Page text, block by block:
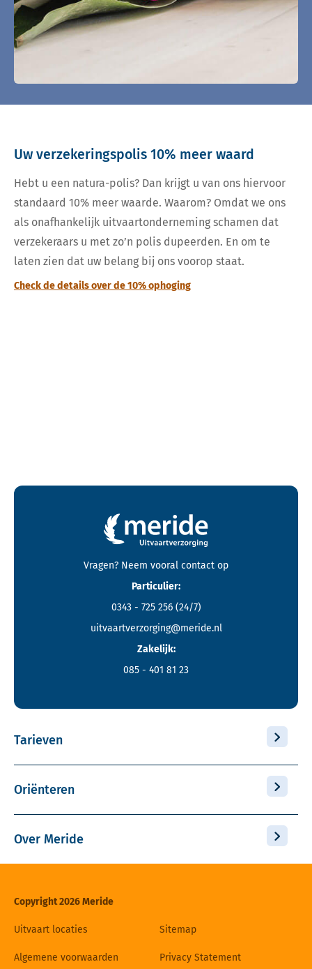
Uw verzekeringspolis 10% meer waard
Hebt u een natura-polis? Dan krijgt u van ons hiervoor
standaard 10% meer waarde. Waarom? Omdat we ons
als onafhankelijk uitvaartonderneming schamen dat
verzekeraars u met zo’n polis dupeerden. En om te
laten zien dat uw belang bij ons voorop staat.
Check de details over de 10% ophoging
Contactgegevens en footer menu van Meride
Vragen? Neem vooral contact op
Particulier:
0343 - 725 256 (24/7)
uitvaartverzorging@meride.nl
Zakelijk:
085 - 401 81 23
Tarieven
Oriënteren
Over Meride
Copyright 2026 Meride
Uitvaart locaties Sitemap
Algemene voorwaarden Privacy Statement